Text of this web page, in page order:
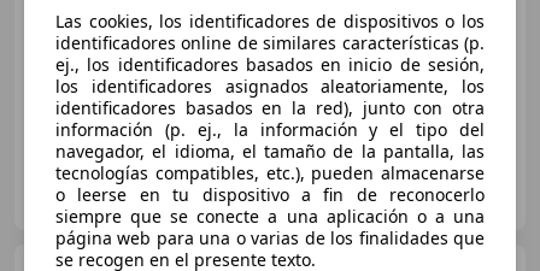
Precio justo
02/2004 242.000 km Diésel 110 kW (150 CV)
Particular
ES-14208 Los Blázquez
Las cookies, los identificadores de dispositivos o los
identificadores online de similares características (p.
ej., los identificadores basados en inicio de sesión,
los identificadores asignados aleatoriamente, los
identificadores basados en la red), junto con otra
información (p. ej., la información y el tipo del
navegador, el idioma, el tamaño de la pantalla, las
tecnologías compatibles, etc.), pueden almacenarse
o leerse en tu dispositivo a fin de reconocerlo
siempre que se conecte a una aplicación o a una
página web para una o varias de los finalidades que
se recogen en el presente texto.